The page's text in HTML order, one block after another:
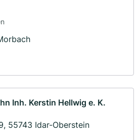
Inh. Kerstin Hellwig e. K.
55743 Idar-Oberstein